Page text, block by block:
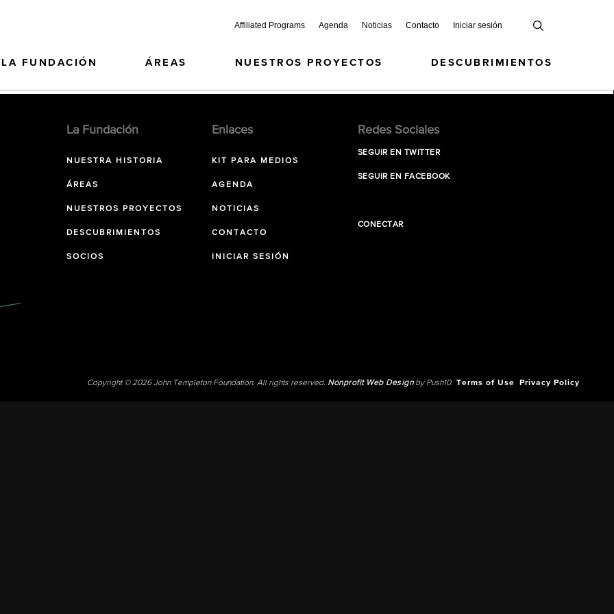
Affiliated Programs Agenda Noticias Contacto Iniciar sesión
LA FUNDACIÓN ÁREAS NUESTROS PROYECTOS DESCUBRIMIENTOS
La Fundación
NUESTRA HISTORIA
ÁREAS
NUESTROS PROYECTOS
DESCUBRIMIENTOS
SOCIOS
Enlaces
KIT PARA MEDIOS
AGENDA
NOTICIAS
CONTACTO
INICIAR SESIÓN
Redes Sociales
SEGUIR EN TWITTER
SEGUIR EN FACEBOOK
CONECTAR
Copyright © 2026 John Templeton Foundation. All rights reserved. Nonprofit Web Designby Push10. Terms of Use Privacy Policy